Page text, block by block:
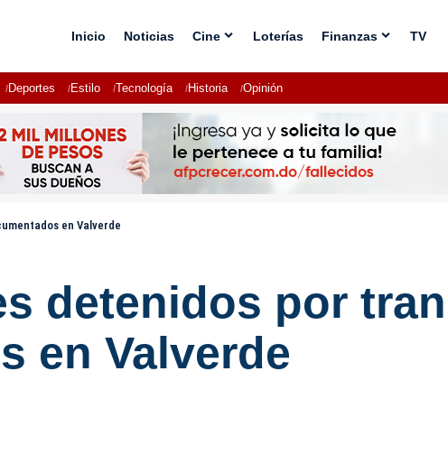
Inicio Noticias Cine Loterías Finanzas TV
Deportes Estilo Tecnología Historia Opinión
en Valverde
detenidos por
en Valverde